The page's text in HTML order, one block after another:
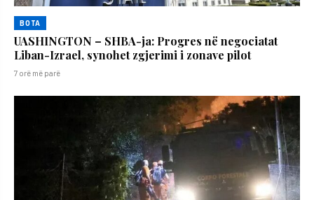
BOTA
UASHINGTON – SHBA-ja: Progres në negociatat
Liban-Izrael, synohet zgjerimi i zonave pilot
7 orë më parë